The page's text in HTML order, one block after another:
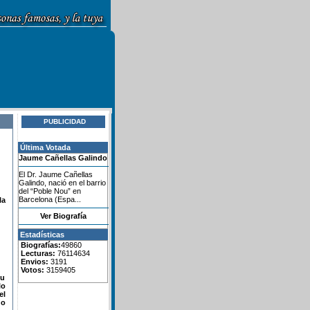
PUBLICIDAD
Última Votada
Jaume Cañellas Galindo
El Dr. Jaume Cañellas
Galindo, nació en el barrio
del “Poble Nou” en
Barcelona (Espa...
Ver Biografía
Estadísticas
Biografías:49860
Lecturas: 76114634
Envios: 3191
Votos: 3159405